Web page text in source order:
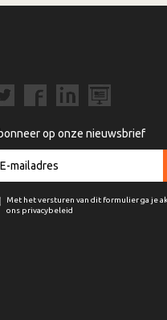
op onze nieuwsbrief
Met het versturen van dit formulier ga je
ons privacybeleid